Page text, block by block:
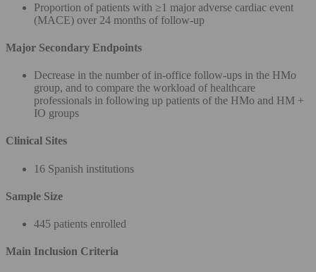
Proportion of patients with ≥1 major adverse cardiac event
(MACE) over 24 months of follow-up
Major Secondary Endpoints
Decrease in the number of in-office follow-ups in the HMo
group, and to compare the workload of healthcare
professionals in following up patients of the HMo and HM +
IO groups
Clinical Sites
16 Spanish institutions
Sample Size
445 patients enrolled
Main Inclusion Criteria